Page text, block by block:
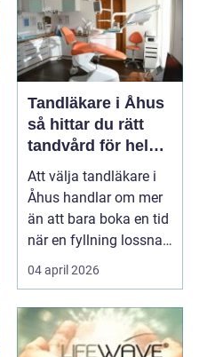
Tandläkare i Åhus
så hittar du rätt
tandvård för hela
familjen
Att välja tandläkare i
Åhus handlar om mer
än att bara boka en tid
när en fyllning lossnar
eller en ...
04 april 2026